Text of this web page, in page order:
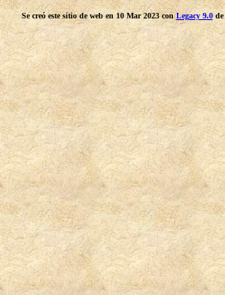
Se creó este sitio de web en 10 Mar 2023 con Legacy 9.0de